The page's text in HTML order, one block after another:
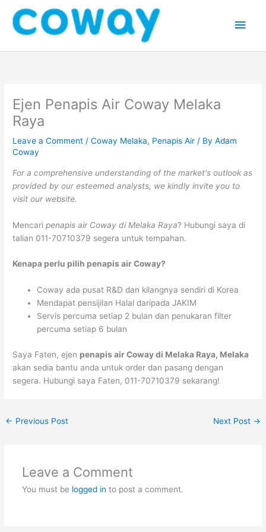
content
Ejen Penapis Air Coway Melaka
Raya
Leave a Comment /Coway Melaka, Penapis Air / ByAdam
Coway
For a comprehensive understanding of the market's outlook as
provided by our esteemed analysts, we kindly invite you to
visit our website.
Mencaripenapis air Coway di Melaka Raya? Hubungi saya di
talian 011-70710379 segera untuk tempahan.
Kenapa perlu pilih penapis air Coway?
Coway ada pusat R&D dan kilangnya sendiri di Korea
Mendapat pensijilan Halal daripada JAKIM
Servis percuma setiap 2 bulan dan penukaran filter
percuma setiap 6 bulan
Saya Faten, ejen penapis air Coway di Melaka Raya, Melaka
akan sedia bantu anda untuk order dan pasang dengan
segera. Hubungi saya Faten, 011-70710379 sekarang!
← Previous Post Next Post →
Leave a Comment
You must be logged in to post a comment.